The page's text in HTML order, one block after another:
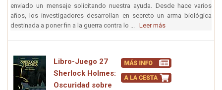
enviado un mensaje solicitando nuestra ayuda. Desde hace varios
años, los investigadores desarrollan en secreto un arma biológica
destinada a poner fin a la guerra contra lo ... Leer más
Libro-Juego 27
Sherlock Holmes:
Oscuridad sobre